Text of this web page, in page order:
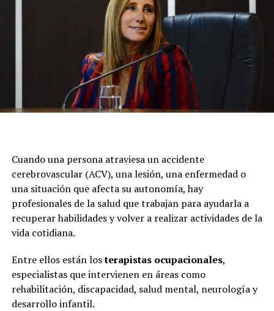
Cuando una persona atraviesa un accidente
cerebrovascular (ACV), una lesión, una enfermedad o
una situación que afecta su autonomía, hay
profesionales de la salud que trabajan para ayudarla a
recuperar habilidades y volver a realizar actividades de la
vida cotidiana.
Entre ellos están losterapistas ocupacionales,
especialistas que intervienen en áreas como
rehabilitación, discapacidad, salud mental, neurología y
desarrollo infantil.